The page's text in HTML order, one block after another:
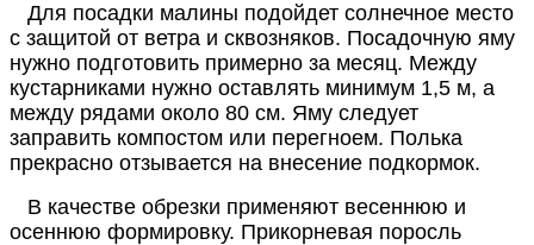
Для посадки малины подойдет солнечное место
с защитой от ветра и сквозняков. Посадочную яму
нужно подготовить примерно за месяц. Между
кустарниками нужно оставлять минимум 1,5 м, а
между рядами около 80 см. Яму следует
заправить компостом или перегноем. Полька
прекрасно отзывается на внесение подкормок.
В качестве обрезки применяют весеннюю и
осеннюю формировку. Прикорневая поросль